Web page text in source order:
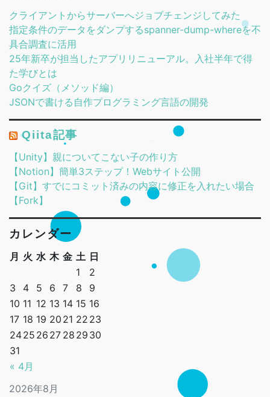
クライアントからサーバーへジョブチェンジしてみた
指定条件のデータをダンプするspanner-dump-whereを不
具合調査に活用
25年新卒が担当したアプリリニューアル。入社半年で得
た学びとは
Goクイズ（メソッド編）
JSONで書ける自作プログラミング言語の開発
Qiita記事
【Unity】親についてこない子の作り方
【Notion】簡単3ステップ！Webサイト公開
【Git】すでにコミット済みの内容に修正を入れたい場合
【Fork】
カレンダー
2026年8月
月 火 水 木 金 土 日
« 4月
1
2
3
4 5 6 7 8
9
10 11 12 13 14 15 16
17 18 19 20 21 22 23
2425 26 27 28 29 30
31